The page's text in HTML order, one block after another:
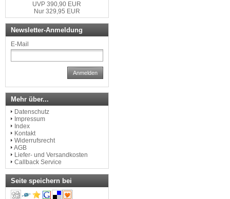
UVP 390,90 EUR
Nur 329,95 EUR
Newsletter-Anmeldung
E-Mail
Anmelden
Mehr über...
Datenschutz
Impressum
Index
Kontakt
Widerrufsrecht
AGB
Liefer- und Versandkosten
Callback Service
Seite speichern bei